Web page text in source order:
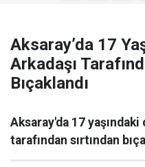
Aksaray’da 17
Arkadaşı
Bıçaklandı
Aksaray'da 17 yaşındaki
tarafından sırtından